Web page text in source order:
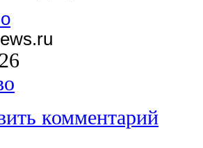
комментарий